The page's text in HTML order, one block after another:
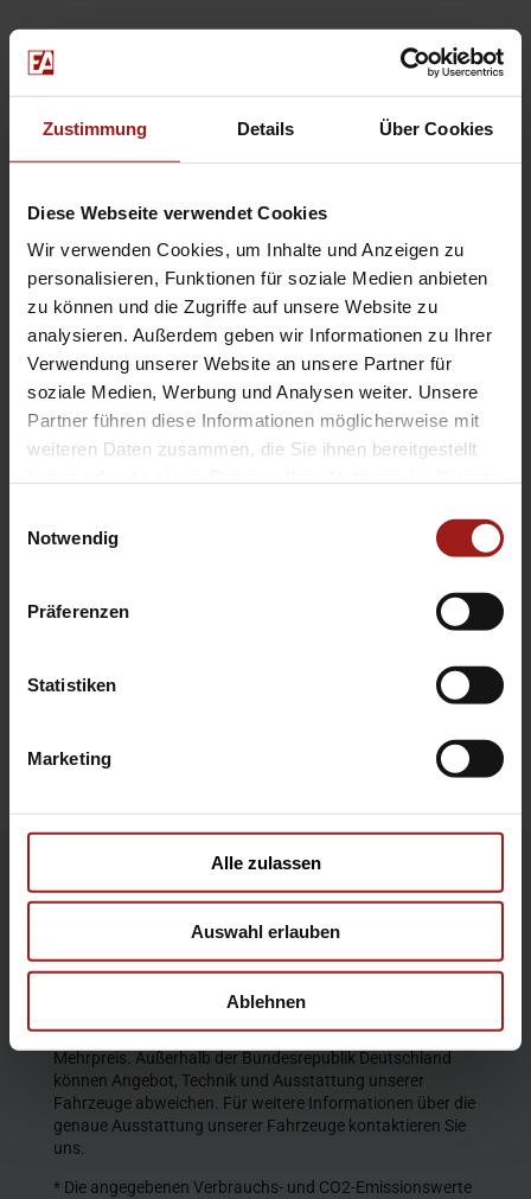
Zustimmung Details Über Cookies
Diese Webseite verwendet Cookies
Wir verwenden Cookies, um Inhalte und Anzeigen zu
personalisieren, Funktionen für soziale Medien anbieten
zu können und die Zugriffe auf unsere Website zu
analysieren. Außerdem geben wir Informationen zu Ihrer
Verwendung unserer Website an unsere Partner für
soziale Medien, Werbung und Analysen weiter. Unsere
Partner führen diese Informationen möglicherweise mit
weiteren Daten zusammen, die Sie ihnen bereitgestellt
Notwendig
Präferenzen
Statistiken
Marketing
Alle zulassen
Auswahl erlauben
Ablehnen
Kontakt
Probefahrt
Service-Termin
EA Standorte
Ebbinghaus am Flughafen – Dortmund Sölde
Ebbinghaus am Tierpark – Dortmund Kirchhörde
Ebbinghaus Autozentrum – Dortmund Dorstfeld
Ebbinghaus Ford Store – Bochum
Ebbinghaus in Hamm
Ebbinghaus in Kamen
Ebbinghaus in Unna
Garantie
Die Produktbeschreibungen und Abbildungen enthalten
teilweise auch Sonderausstattungen, die nicht zum
entspricht dem Stand bei Veröffentlichung. Wir behalten
Die abgebildeten Farben geben den wirklichen Farbton nur
annähernd wieder. Gezeigte Sonderausstattungen gegen
Mehrpreis. Außerhalb der Bundesrepublik Deutschland
können Angebot, Technik und Ausstattung unserer
Fahrzeuge abweichen. Für weitere Informationen über die
genaue Ausstattung unserer Fahrzeuge kontaktieren Sie
uns.
* Die angegebenen Verbrauchs- und CO2-Emissionswerte